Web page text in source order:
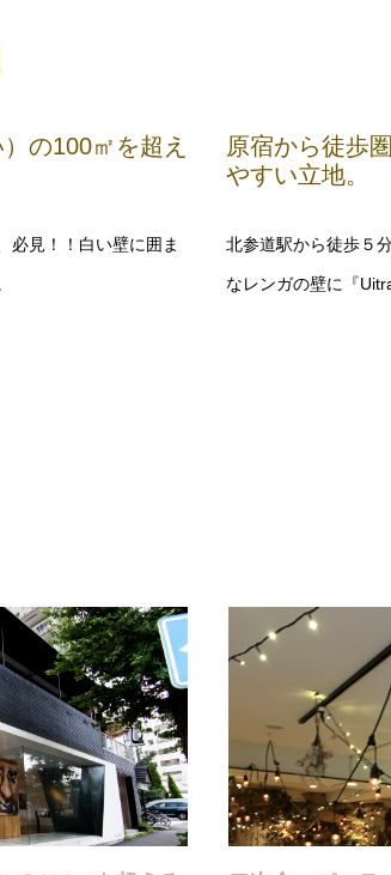
の100㎡を超え
原宿から徒歩
やすい立地。